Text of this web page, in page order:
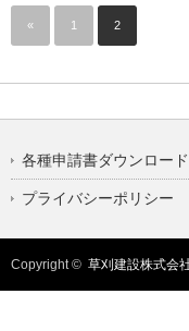
« 1 2
各種申請書ダウンロード
プライバシーポリシー
Copyright © 草刈建設株式会